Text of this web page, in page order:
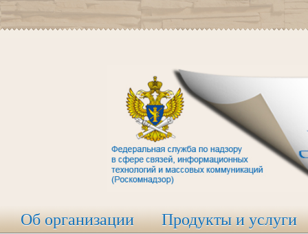
Об организации Продукты и услуги